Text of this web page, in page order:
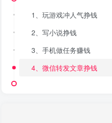
1、玩游戏冲人气挣钱
2、写小说挣钱
3、手机做任务赚钱
4、微信转发文章挣钱